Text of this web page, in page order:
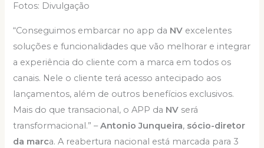
Fotos: Divulgação
“Conseguimos embarcar no app da NV excelentes
soluções e funcionalidades que vão melhorar e integrar
a experiência do cliente com a marca em todos os
canais. Nele o cliente terá acesso antecipado aos
lançamentos, além de outros benefícios exclusivos.
Mais do que transacional, o APP da NV será
transformacional.” –Antonio Junqueira, sócio-diretor
da marca. A reabertura nacional está marcada para 3